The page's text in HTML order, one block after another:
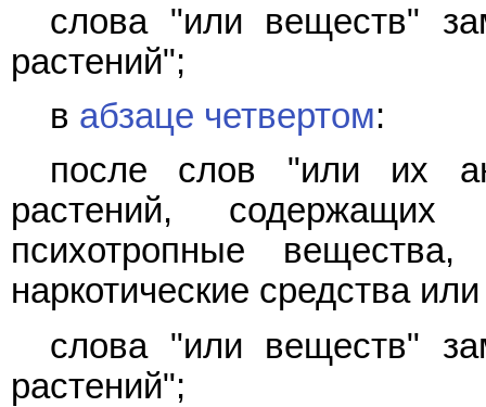
слова "или веществ"
растений";
в абзаце четвертом:
после слов "или их
растений, содержащих
психотропные
наркотические средства
слова "или веществ"
растений";